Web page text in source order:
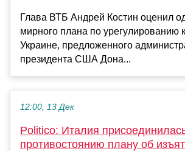
Глава ВТБ Андрей Костин оценил
мирного плана по урегулированию
Украине, предложенного
президента США Дона...
12:00, 13 Дек
Politico: Италия
противостоянию плану об